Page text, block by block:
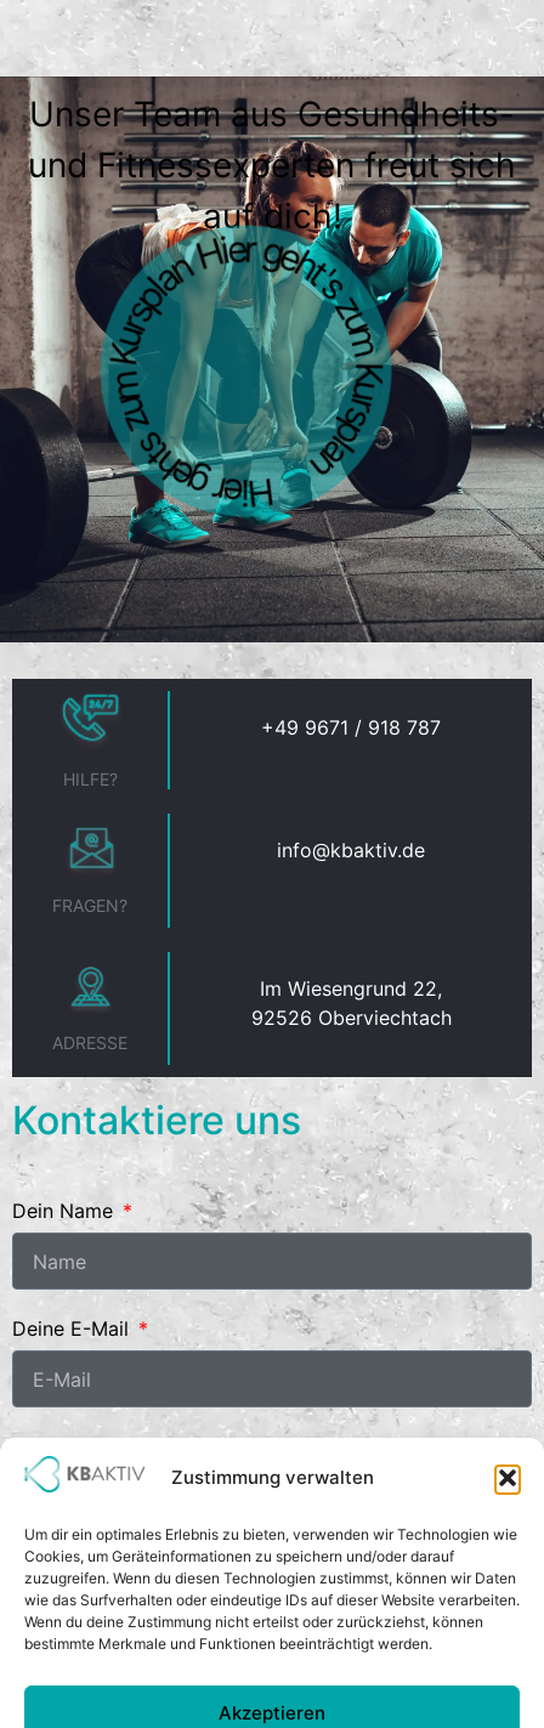
Zustimmung verwalten
Um dir ein optimales Erlebnis zu bieten, verwenden wir Technologien wie
Cookies, um Geräteinformationen zu speichern und/oder darauf
zuzugreifen. Wenn du diesen Technologien zustimmst, können wir Daten
wie das Surfverhalten oder eindeutige IDs auf dieser Website verarbeiten.
Wenn du deine Zustimmung nicht erteilst oder zurückziehst, können
bestimmte Merkmale und Funktionen beeinträchtigt werden.
Akzeptieren
Unser Team aus Gesundheits-
und Fitnessexperten freut sich
auf dich!
Hier geht's zum Kursplan Hier gehts zum Kursplan
HILFE?
+49 9671 / 918 787
FRAGEN?
info@kbaktiv.de
ADRESSE
Im Wiesengrund 22,
92526 Oberviechtach
Kontaktiere uns
Dein Name
Deine E-Mail
Senden
Alternative: